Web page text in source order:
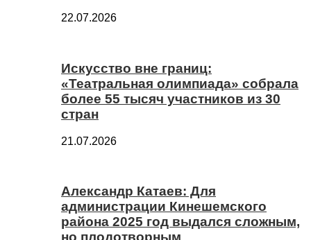
22.07.2026
Искусство вне границ:
«Театральная олимпиада» собрала
более 55 тысяч участников из 30
стран
21.07.2026
Александр Катаев: Для
администрации Кинешемского
района 2025 год выдался сложным,
но плодотворным